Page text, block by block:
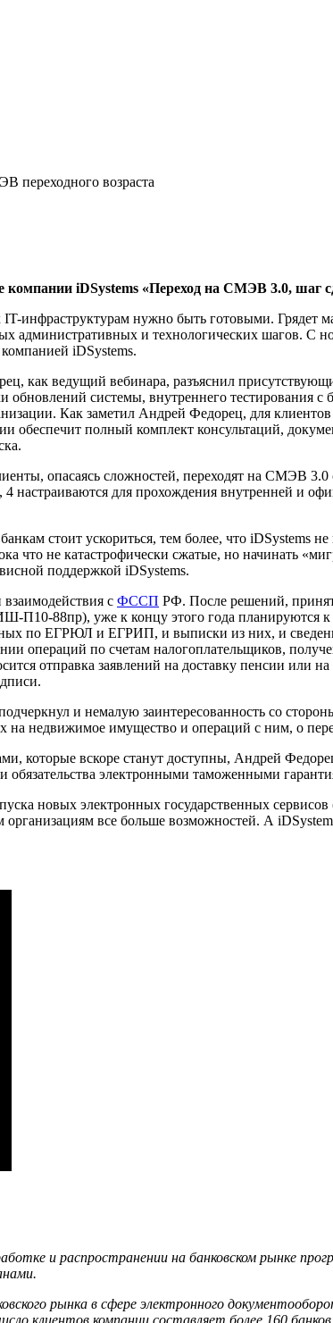
переходного возраста
компании iDSystems «Переход на СМЭВ 3.0, шаг
IT-инфраструктурам нужно быть готовыми.
административных и технологических шагов. С
iDSystems.
как ведущий вебинара, разъяснил
системы, внутреннего тестирования с
Как заметил Андрей Федорец, для клиентов
обеспечит полный комплект консультаций,
опасаясь сложностей, переходят на СМЭВ
настраиваются для прохождения внутренней и
стоит ускориться, тем более, что
не катастрофически сжатые, но начинать
поддержкой iDSystems.
с ФССП РФ. После решений,
88пр), уже к концу этого года планируются
по ЕГРЮЛ и ЕГРИП, и выписки из них, и
операций по счетам налогоплательщиков,
отправка заявлений на доставку пенсии или на
и немалую заинтересованность со
недвижимое имущество и операций с ним, о
которые вскоре станут доступны, Андрей
электронными таможенными
новых электронных государственных сервисов
все больше возможностей. А
и распространении на банковском рынке
рынка в сфере электронного